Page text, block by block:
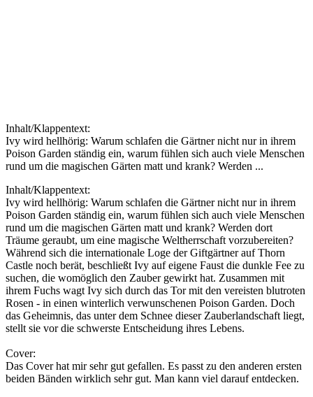
Inhalt/Klappentext:
Ivy wird hellhörig: Warum schlafen die Gärtner nicht nur in ihrem
Poison Garden ständig ein, warum fühlen sich auch viele Menschen
rund um die magischen Gärten matt und krank? Werden ...
Inhalt/Klappentext:
Ivy wird hellhörig: Warum schlafen die Gärtner nicht nur in ihrem
Poison Garden ständig ein, warum fühlen sich auch viele Menschen
rund um die magischen Gärten matt und krank? Werden dort
Träume geraubt, um eine magische Weltherrschaft vorzubereiten?
Während sich die internationale Loge der Giftgärtner auf Thorn
Castle noch berät, beschließt Ivy auf eigene Faust die dunkle Fee zu
suchen, die womöglich den Zauber gewirkt hat. Zusammen mit
ihrem Fuchs wagt Ivy sich durch das Tor mit den vereisten blutroten
Rosen - in einen winterlich verwunschenen Poison Garden. Doch
das Geheimnis, das unter dem Schnee dieser Zauberlandschaft liegt,
stellt sie vor die schwerste Entscheidung ihres Lebens.
Cover:
Das Cover hat mir sehr gut gefallen. Es passt zu den anderen ersten
beiden Bänden wirklich sehr gut. Man kann viel darauf entdecken.